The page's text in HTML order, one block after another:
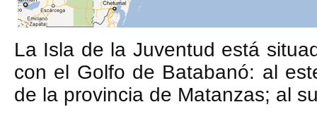
La Isla de la Juventud está
con el Golfo de Batabanó: al
de la provincia de Matanzas; al